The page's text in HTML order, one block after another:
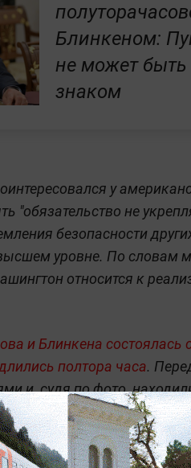
Блинкеном:
не может
знаком
у
"обязательство не
безопасности
уровне. По словам
относится к
и Блинкена состоялась
полтора часа.
и, судя по фото,